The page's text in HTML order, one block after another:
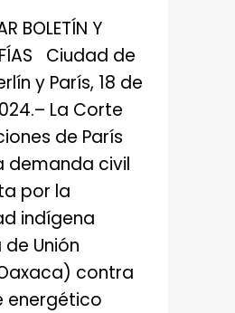
BOLETÍN Y
Ciudad de
y París, 18 de
La Corte
de París
demanda civil
por la
indígena
Unión
contra
energético